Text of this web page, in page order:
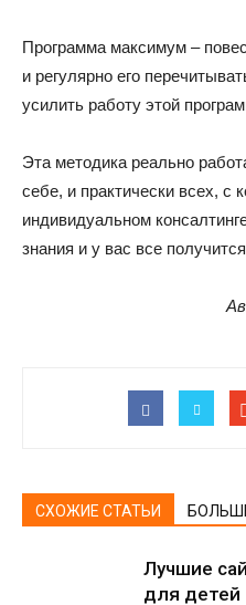
Программа максимум –
и регулярно его
усилить работу этой
Эта методика реально
себе, и практически всех, с
индивидуальном
знания и у вас все
СХОЖИЕ СТАТЬИ
Лучшие
для детей